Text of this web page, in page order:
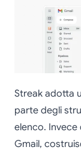
Streak adotta
parte degli
elenco. Invece
Gmail,